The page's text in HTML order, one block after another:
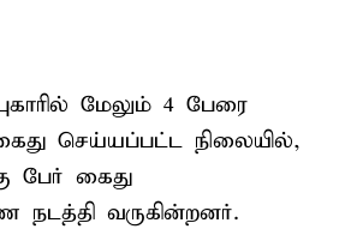
மேலும் 4 பேரை
செய்யப்பட்ட நிலையில்,
பேர் கைது
வருகின்றனர்.